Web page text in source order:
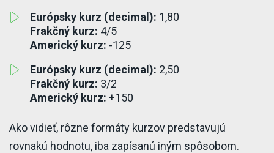
Európsky kurz (decimal): 1,80
Frakčný kurz: 4/5
Americký kurz: -125
Európsky kurz (decimal): 2,50
Frakčný kurz: 3/2
Americký kurz: +150
Ako vidieť, rôzne formáty kurzov predstavujú
rovnakú hodnotu, iba zapísanú iným spôsobom.